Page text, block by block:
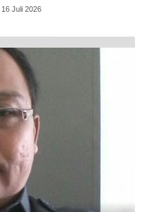
16 Juli 2026